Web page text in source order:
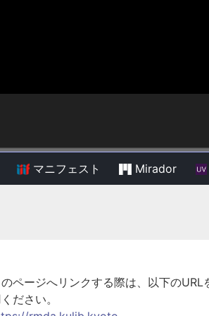
マニフェスト Mirador
ページへリンクする際は、以下のURL
ださい。